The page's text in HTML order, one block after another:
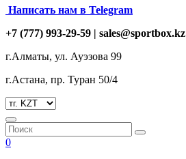
Написать нам в Telegram
+7 (777) 993-29-59 | sales@sportbox.kz
г.Алматы, ул. Ауэзова 99
г.Астана, пр. Туран 50/4
0